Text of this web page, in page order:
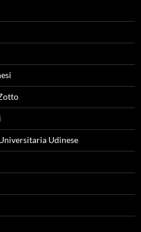
Udinese